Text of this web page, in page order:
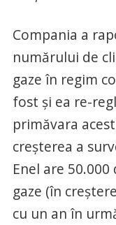
Compania a
numărului de
gaze în regim
fost și ea re-
primăvara
creșterea a
Enel are
gaze (în
cu un an în